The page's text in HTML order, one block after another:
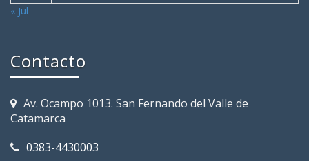
« Jul
Contacto
Av. Ocampo 1013. San Fernando del Valle de
Catamarca
0383-4430003